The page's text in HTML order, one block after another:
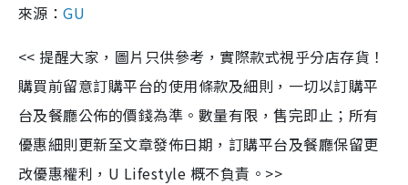
來源：GU
<< 提醒大家，圖片只供參考，實際款式視乎分店存貨！
購買前留意訂購平台的使用條款及細則，一切以訂購平
台及餐廳公佈的價錢為準。數量有限，售完即止；所有
優惠細則更新至文章發佈日期，訂購平台及餐廳保留更
改優惠權利，U Lifestyle 概不負責。>>